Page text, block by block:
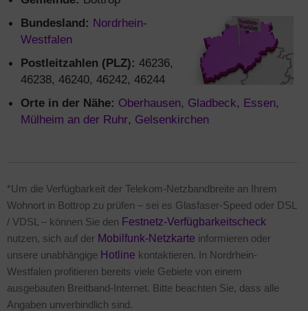
Bundesland: Nordrhein-
Westfalen
Postleitzahlen (PLZ): 46236,
46238, 46240, 46242, 46244
Orte in der Nähe: Oberhausen, Gladbeck, Essen,
Mülheim an der Ruhr, Gelsenkirchen
*Um die Verfügbarkeit der Telekom-Netzbandbreite an Ihrem
Wohnort in Bottrop zu prüfen – sei es Glasfaser-Speed oder DSL
/ VDSL – können Sie den Festnetz-Verfügbarkeitscheck
nutzen, sich auf der Mobilfunk-Netzkarte informieren oder
unsere unabhängige Hotline kontaktieren. In Nordrhein-
Westfalen profitieren bereits viele Gebiete von einem
ausgebauten Breitband-Internet. Bitte beachten Sie, dass alle
Angaben unverbindlich sind.